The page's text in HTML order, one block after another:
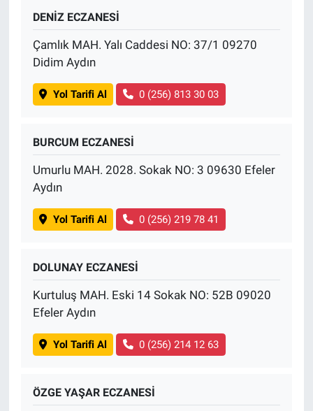
DENİZ ECZANESİ
Çamlık MAH. Yalı Caddesi NO: 37/1 09270
Didim Aydın
Yol Tarifi Al 0 (256) 813 30 03
BURCUM ECZANESİ
Umurlu MAH. 2028. Sokak NO: 3 09630 Efeler
Aydın
Yol Tarifi Al 0 (256) 219 78 41
DOLUNAY ECZANESİ
Kurtuluş MAH. Eski 14 Sokak NO: 52B 09020
Efeler Aydın
Yol Tarifi Al 0 (256) 214 12 63
ÖZGE YAŞAR ECZANESİ